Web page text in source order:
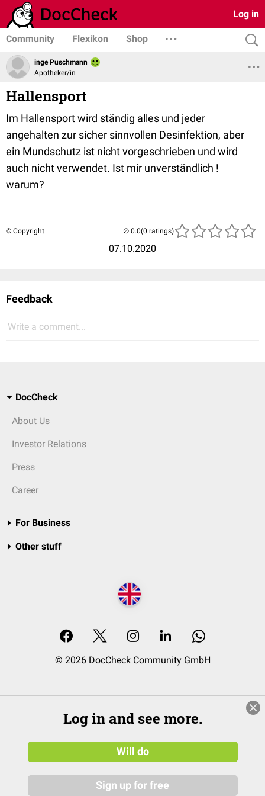
Log in
Community Flexikon Shop
inge Puschmann
Apotheker/in
Hallensport
Im Hallensport wird ständig alles und jeder
angehalten zur sicher sinnvollen Desinfektion, aber
ein Mundschutz ist nicht vorgeschrieben und wird
auch nicht verwendet. Ist mir unverständlich !
warum?
© Copyright
07.10.2020
(0 ratings)
Feedback
Write a comment...
DocCheck
About Us
Investor Relations
Press
Career
For Business
Other stuff
© 2026 DocCheck Community GmbH
Log in and see more.
Will do
Sign up for free